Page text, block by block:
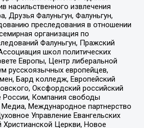
насильственного извлечения
Друзья Фалуньгун, Фалуньгун,
преследования в отношении
организация по
Фалуньгун, Пражский
школ политических
Европы, Центр либеральной
русскоязычных европейцев,
Бард колледж, Европейский
Оксфордский российский
Компания свободы
Международное партнерство
Управление Евангельских
Христианской Церкви, Новое